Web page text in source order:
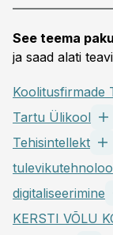
See teema
ja saad alati
Koolitusfirmade
Tartu Ülikool
Tehisintellekt
digitaliseerimine